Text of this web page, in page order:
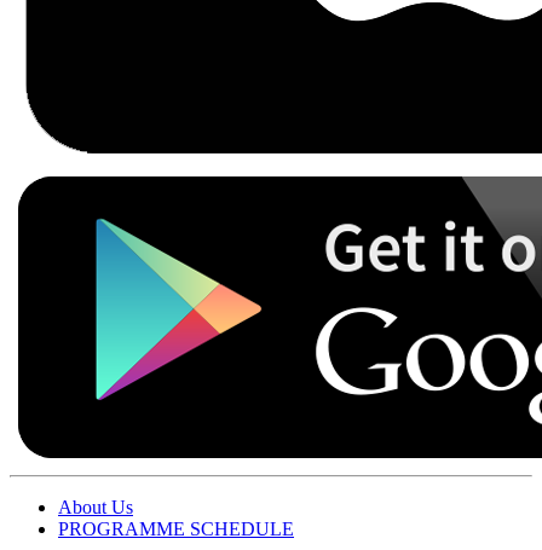
About Us
PROGRAMME SCHEDULE